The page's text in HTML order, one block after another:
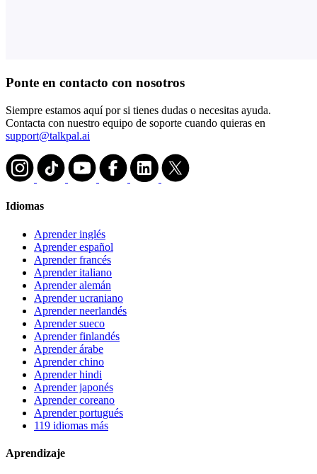
Ponte en contacto con nosotros
Siempre estamos aquí por si tienes dudas o necesitas ayuda.
Contacta con nuestro equipo de soporte cuando quieras en
support@talkpal.ai
Idiomas
Aprender inglés
Aprender español
Aprender francés
Aprender italiano
Aprender alemán
Aprender ucraniano
Aprender neerlandés
Aprender sueco
Aprender finlandés
Aprender árabe
Aprender chino
Aprender hindi
Aprender japonés
Aprender coreano
Aprender portugués
119 idiomas más
Aprendizaje